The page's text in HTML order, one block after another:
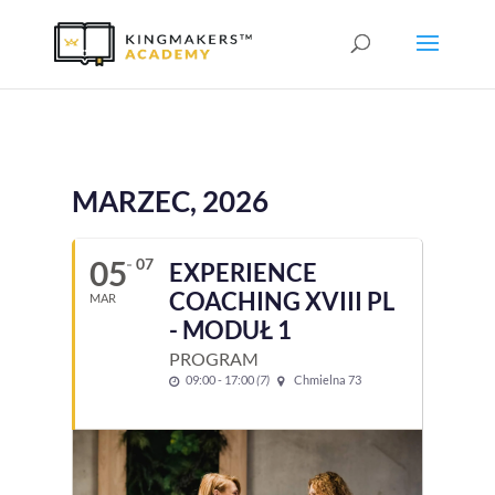
MARZEC, 2026
05
MAR
07
EXPERIENCE
COACHING XVIII PL
- MODUŁ 1
PROGRAM
09:00 - 17:00(7) Chmielna 73